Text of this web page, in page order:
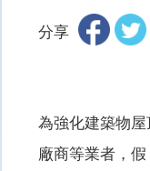
分享
為強化建築物
廠商等業者，